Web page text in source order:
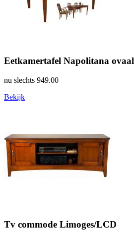
Eetkamertafel Napolitana ovaal
nu slechts 949.00
Bekijk
Tv commode Limoges/LCD